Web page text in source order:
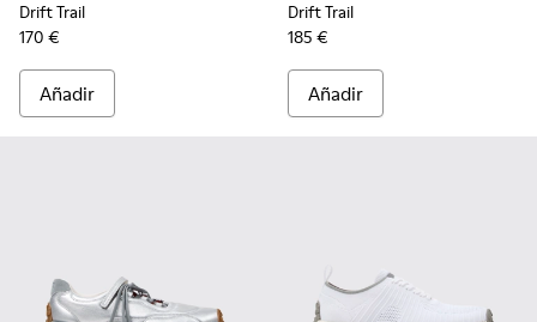
Drift Trail
170 €
Añadir
Drift Trail
185 €
Añadir